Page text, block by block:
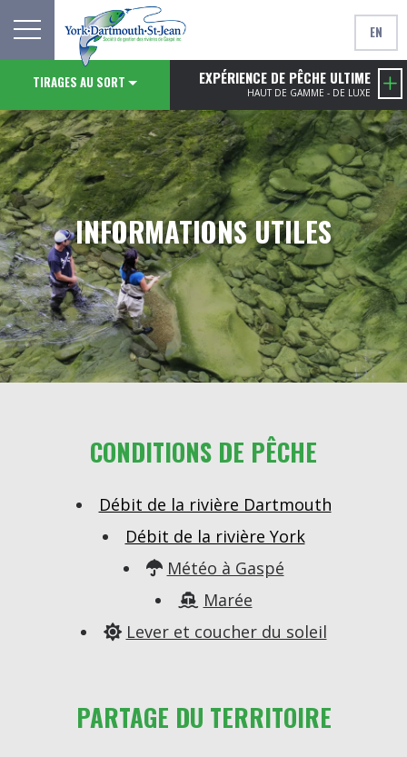
EN
TIRAGES AU SORT EXPÉRIENCE DE PÊCHE ULTIME
HAUT DE GAMME - DE LUXE
INFORMATIONS UTILES
CONDITIONS DE PÊCHE
Débit de la rivière Dartmouth
Débit de la rivière York
 Météo à Gaspé
 Marée
 Lever et coucher du soleil
PARTAGE DU TERRITOIRE